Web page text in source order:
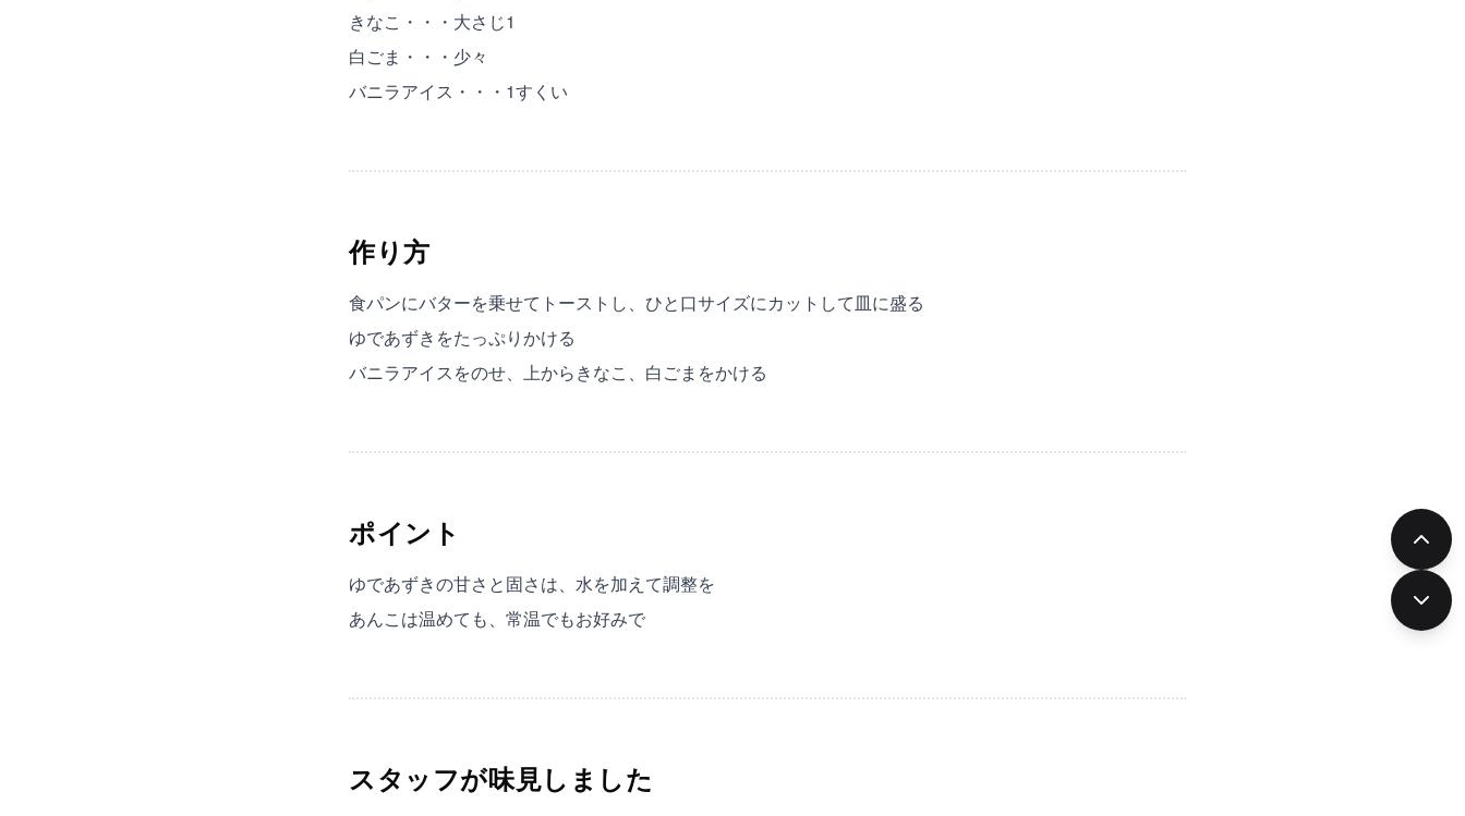
きなこ・・・大さじ1
白ごま・・・少々
バニラアイス・・・1すくい
作り方
食パンにバターを乗せてトーストし、ひと口サイズにカットして皿に盛る
ゆであずきをたっぷりかける
バニラアイスをのせ、上からきなこ、白ごまをかける
ポイント
ゆであずきの甘さと固さは、水を加えて調整を
あんこは温めても、常温でもお好みで
スタッフが味見しました